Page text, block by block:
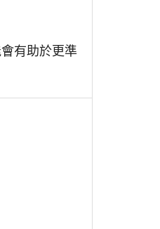
有助於更準